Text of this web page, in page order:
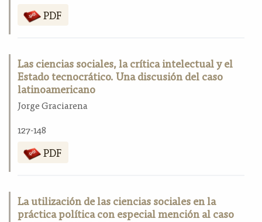
PDF
Las ciencias sociales, la crítica intelectual y el
Estado tecnocrático. Una discusión del caso
latinoamericano
Jorge Graciarena
127-148
PDF
La utilización de las ciencias sociales en la
práctica política con especial mención al caso